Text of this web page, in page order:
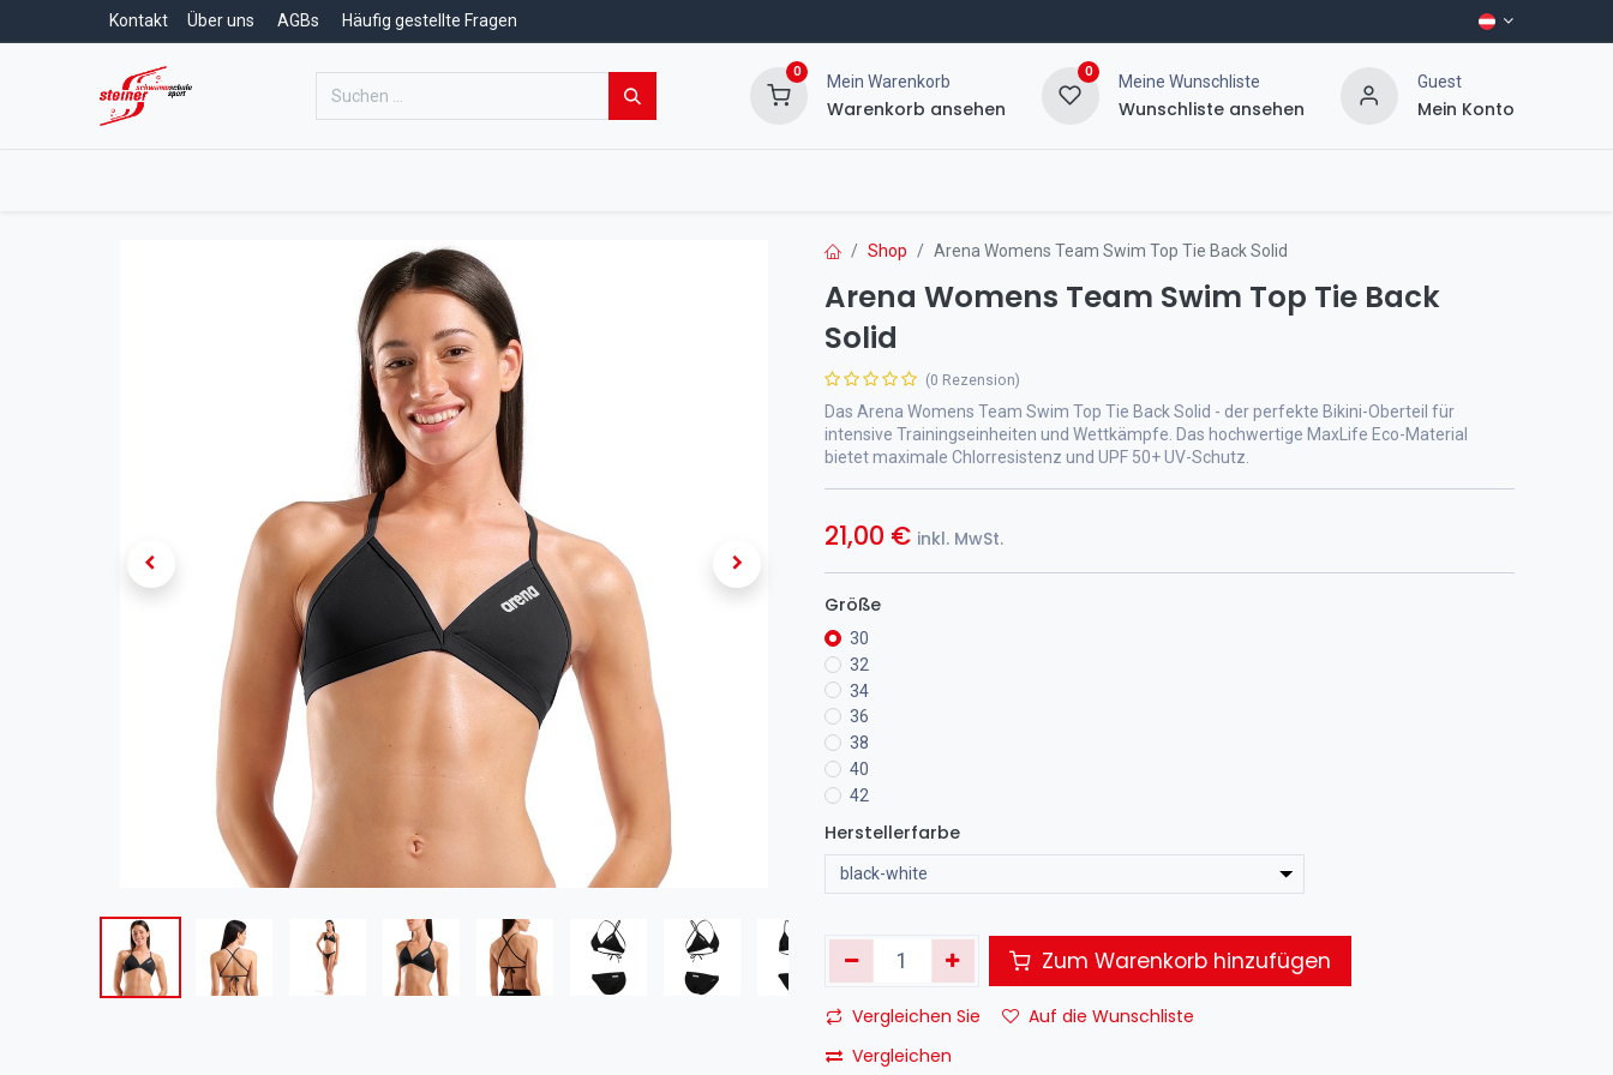
Kontakt Über uns AGBs Häufig gestellte Fragen
0
Mein Warenkorb
Warenkorb ansehen
0
Meine Wunschliste
Wunschliste ansehen
Guest
Mein Konto
Shop Arena Womens Team Swim Top Tie Back Solid
Arena Womens Team Swim Top Tie Back
Solid
(0 Rezension)
Das Arena Womens Team Swim Top Tie Back Solid - der perfekte Bikini-Oberteil für
intensive Trainingseinheiten und Wettkämpfe. Das hochwertige MaxLife Eco-Material
bietet maximale Chlorresistenz und UPF 50+ UV-Schutz.
21,00 € inkl. MwSt.
Größe
30
32
34
36
38
40
42
Herstellerfarbe
Zum Warenkorb hinzufügen
Vergleichen Sie
Auf die Wunschliste
Vergleichen